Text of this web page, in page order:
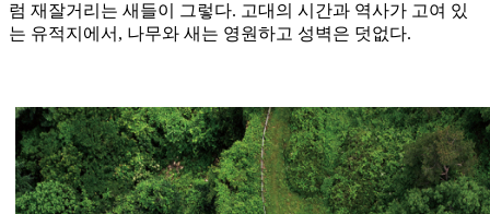
럼 재잘거리는 새들이 그렇다. 고대의 시간과 역사가 고여 있
는 유적지에서, 나무와 새는 영원하고 성벽은 덧없다.